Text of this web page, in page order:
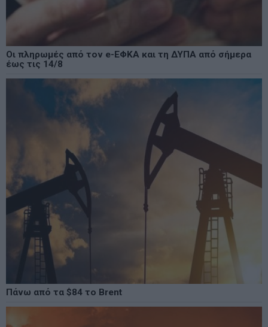
Οι πληρωμές από τον e-ΕΦΚΑ και τη ΔΥΠΑ από σήμερα
έως τις 14/8
Πάνω από τα $84 το Brent